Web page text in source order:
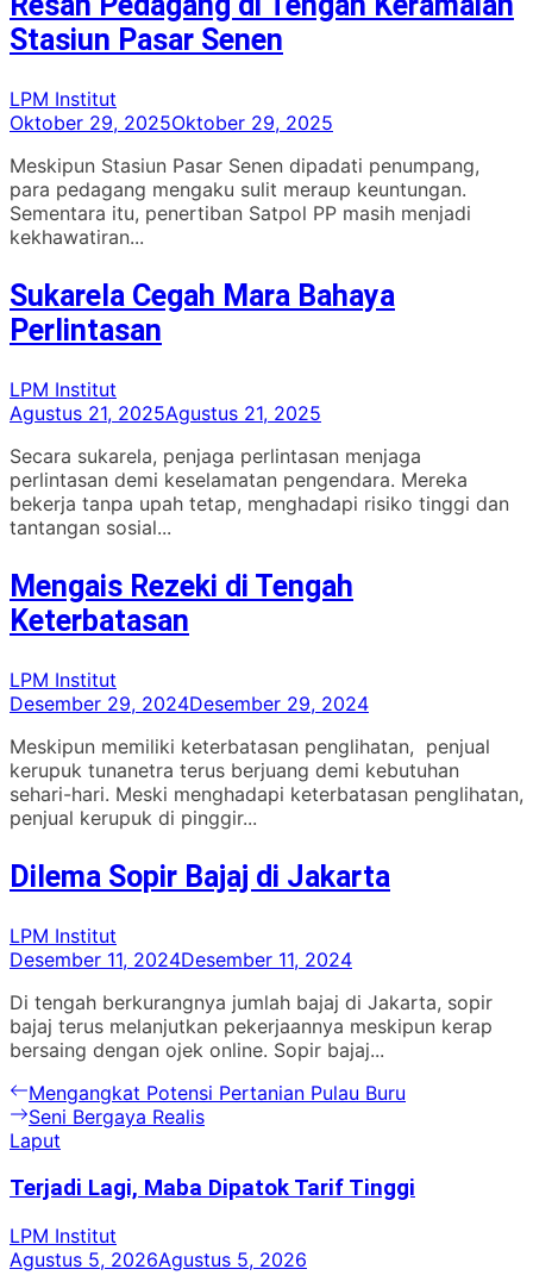
Stasiun Pasar Senen
LPM Institut
Oktober 29, 2025Oktober 29, 2025
Meskipun Stasiun Pasar Senen dipadati penumpang,
para pedagang mengaku sulit meraup keuntungan.
Sementara itu, penertiban Satpol PP masih menjadi
kekhawatiran...
Sukarela Cegah Mara Bahaya
Perlintasan
LPM Institut
Agustus 21, 2025Agustus 21, 2025
Secara sukarela, penjaga perlintasan menjaga
perlintasan demi keselamatan pengendara. Mereka
bekerja tanpa upah tetap, menghadapi risiko tinggi dan
tantangan sosial...
Mengais Rezeki di Tengah
Keterbatasan
LPM Institut
Desember 29, 2024Desember 29, 2024
Meskipun memiliki keterbatasan penglihatan, penjual
kerupuk tunanetra terus berjuang demi kebutuhan
sehari-hari. Meski menghadapi keterbatasan penglihatan,
penjual kerupuk di pinggir...
Dilema Sopir Bajaj di Jakarta
LPM Institut
Desember 11, 2024Desember 11, 2024
Di tengah berkurangnya jumlah bajaj di Jakarta, sopir
bajaj terus melanjutkan pekerjaannya meskipun kerap
bersaing dengan ojek online. Sopir bajaj...
Navigasi
pos
Previous
post:
Mengangkat Potensi Pertanian Pulau Buru
Next
post:
Seni Bergaya Realis
Laput
Terjadi Lagi, Maba Dipatok Tarif Tinggi
LPM Institut
Agustus 5, 2026Agustus 5, 2026